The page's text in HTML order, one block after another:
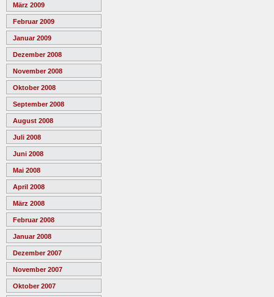
März 2009
Februar 2009
Januar 2009
Dezember 2008
November 2008
Oktober 2008
September 2008
August 2008
Juli 2008
Juni 2008
Mai 2008
April 2008
März 2008
Februar 2008
Januar 2008
Dezember 2007
November 2007
Oktober 2007